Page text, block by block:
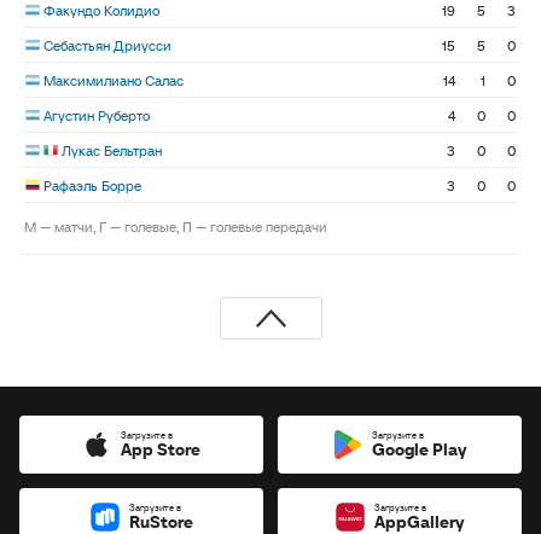
Факундо Колидио 19 5
3
Себастьян Дриусси
15 5
0
Максимилиано Салас
14 1
0
Агустин Руберто
4 0
0
Лукас Бельтран
3 0
0
Рафаэль Борре
3 0 0
М — матчи, Г — голевые, П — голевые передачи
Загрузите в
App Store
Загрузите в
Google Play
Загрузите в
RuStore
Загрузите в
AppGallery